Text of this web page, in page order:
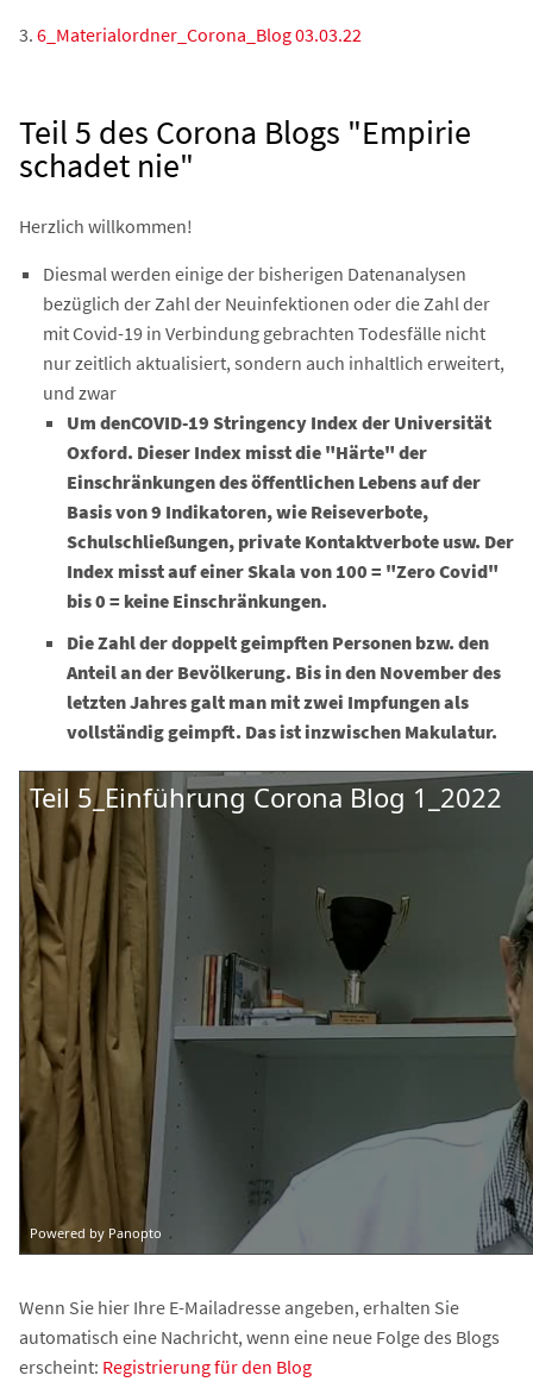
3. 6_Materialordner_Corona_Blog 03.03.22
Teil 5 des Corona Blogs "Empirie
schadet nie"
Herzlich willkommen!
Diesmal werden einige der bisherigen Datenanalysen
bezüglich der Zahl der Neuinfektionen oder die Zahl der
mit Covid-19 in Verbindung gebrachten Todesfälle nicht
nur zeitlich aktualisiert, sondern auch inhaltlich erweitert,
und zwar
Um denCOVID-19 Stringency Index der Universität
Oxford. Dieser Index misst die "Härte" der
Einschränkungen des öffentlichen Lebens auf der
Basis von 9 Indikatoren, wie Reiseverbote,
Schulschließungen, private Kontaktverbote usw. Der
Index misst auf einer Skala von 100 = "Zero Covid"
bis 0 = keine Einschränkungen.
Die Zahl der doppelt geimpften Personen bzw. den
Anteil an der Bevölkerung. Bis in den November des
letzten Jahres galt man mit zwei Impfungen als
vollständig geimpft. Das ist inzwischen Makulatur.
Wenn Sie hier Ihre E-Mailadresse angeben, erhalten Sie
automatisch eine Nachricht, wenn eine neue Folge des Blogs
erscheint: Registrierung für den Blog